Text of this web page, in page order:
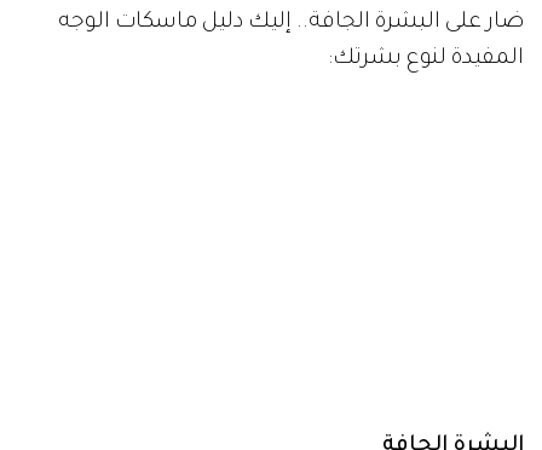
ضار على البشرة الجافة.. إليك دليل ماسكات الوجه
المفيدة لنوع بشرتك: